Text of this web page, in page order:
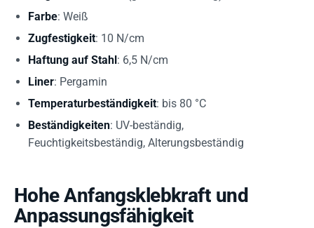
Farbe: Weiß
Zugfestigkeit: 10 N/cm
Haftung auf Stahl: 6,5 N/cm
Liner: Pergamin
Temperaturbeständigkeit: bis 80 °C
Beständigkeiten: UV-beständig,
Feuchtigkeitsbeständig, Alterungsbeständig
Hohe Anfangsklebkraft und
Anpassungsfähigkeit